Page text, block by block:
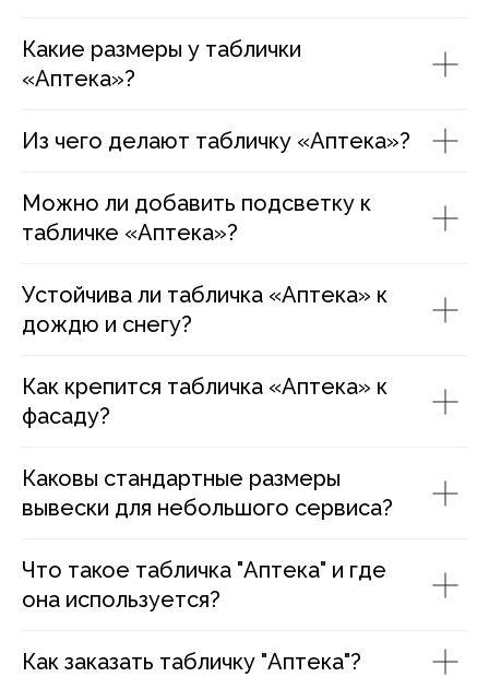
Какие размеры у таблички
«Аптека»?
Из чего делают табличку «Аптека»?
Можно ли добавить подсветку к
табличке «Аптека»?
Устойчива ли табличка «Аптека» к
дождю и снегу?
Как крепится табличка «Аптека» к
фасаду?
Каковы стандартные размеры
вывески для небольшого сервиса?
Что такое табличка "Аптека" и где
она используется?
Как заказать табличку "Аптека"?